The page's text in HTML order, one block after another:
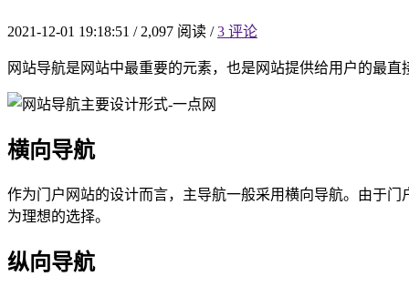
2021-12-01 19:18:51 /2,097 阅读 / 3 评论
网站导航是网站中最重要的元素，也是网站提供给用户的最
横向导航
作为门户网站的设计而言，主导航一般采用横向导航。由于
为理想的选择。
纵向导航